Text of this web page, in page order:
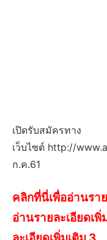
เปิดรับสมัครทาง
เว็บไซต์ http://
ก.ค.61
คลิกที่นี่เพื่ออ่านราย
อ่านรายละเอียดเพิ่